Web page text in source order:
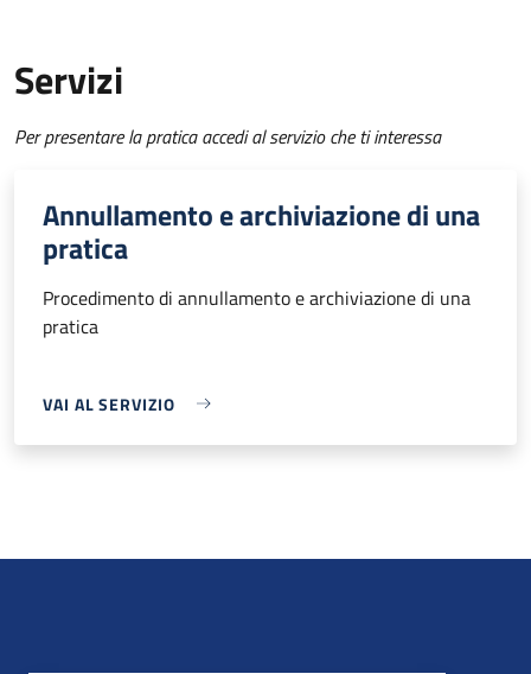
Servizi
Per presentare la pratica accedi al servizio che ti interessa
Annullamento e archiviazione di una
pratica
Procedimento di annullamento e archiviazione di una
pratica
VAI AL SERVIZIO